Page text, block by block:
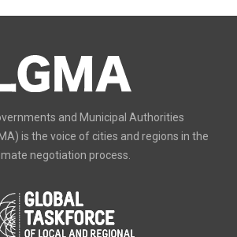
and Municipal Authorities
is the voice of cities and regions in the
negotiation process.